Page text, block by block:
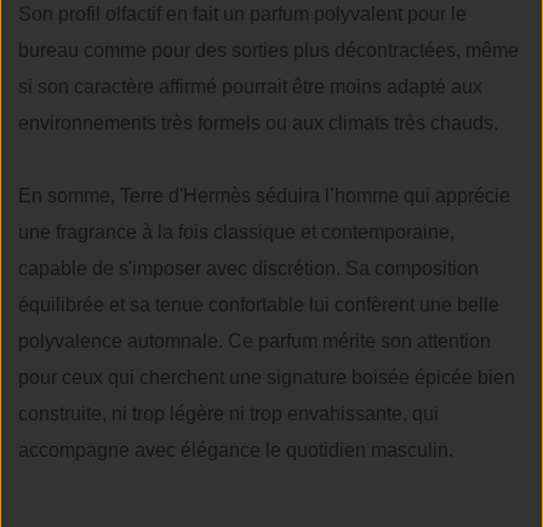
Son profil olfactif en fait un parfum polyvalent pour le
bureau comme pour des sorties plus décontractées, même
si son caractère affirmé pourrait être moins adapté aux
environnements très formels ou aux climats très chauds.
En somme, Terre d'Hermès séduira l’homme qui apprécie
une fragrance à la fois classique et contemporaine,
capable de s'imposer avec discrétion. Sa composition
équilibrée et sa tenue confortable lui confèrent une belle
polyvalence automnale. Ce parfum mérite son attention
pour ceux qui cherchent une signature boisée épicée bien
construite, ni trop légère ni trop envahissante, qui
accompagne avec élégance le quotidien masculin.